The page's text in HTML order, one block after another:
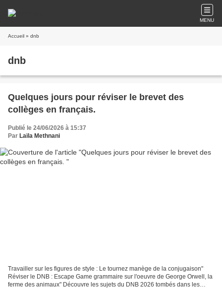
MENU
Accueil » dnb
dnb
Quelques jours pour réviser le brevet des
collèges en français.
Publié le 24/06/2026 à 15:37
Par Laïla Methnani
Travailler sur les figures de style : Le tournez manège de la conjugaison"
Réviser le DNB : Escape Game grammaire sur l'oeuvre de George Orwell, la
ferme des animaux" Découvre les sujets du DNB 2026 tombés dans les